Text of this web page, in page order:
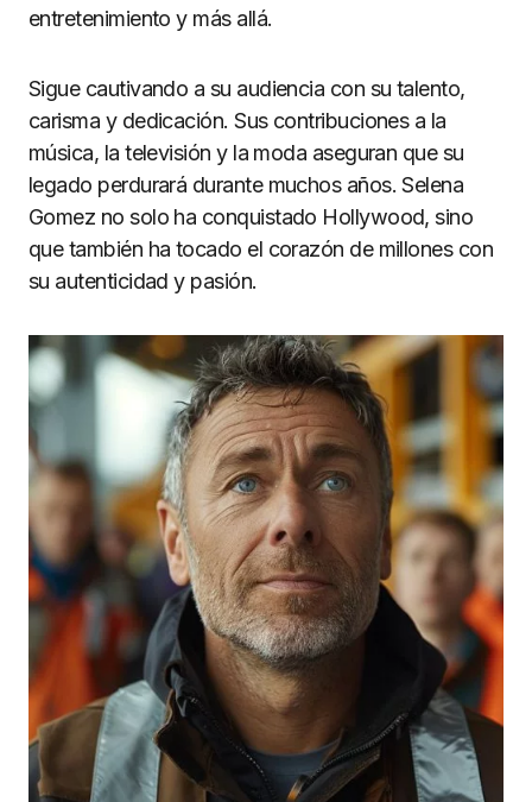
entretenimiento y más allá.
Sigue cautivando a su audiencia con su talento,
carisma y dedicación. Sus contribuciones a la
música, la televisión y la moda aseguran que su
legado perdurará durante muchos años. Selena
Gomez no solo ha conquistado Hollywood, sino
que también ha tocado el corazón de millones con
su autenticidad y pasión.